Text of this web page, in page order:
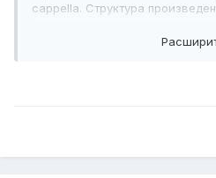
cappella. Структура
григорианским хоралом и
работы является очень